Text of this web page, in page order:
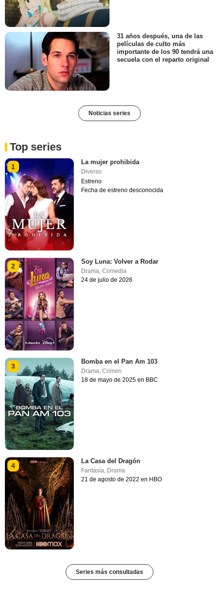
31 años después, una de las
películas de culto más
importante de los 90 tendrá una
secuela con el reparto original
Noticias series
Top series
1
La mujer prohibida
Diverso
Estreno
Fecha de estreno desconocida
2
Soy Luna: Volver a Rodar
Drama,Comedia
24 de julio de 2026
3
Bomba en el Pan Am 103
Drama ,Crimen
18 de mayo de 2025 en BBC
4
La Casa del Dragón
Fantasía, Drama
21 de agosto de 2022 en HBO
Series más consultadas